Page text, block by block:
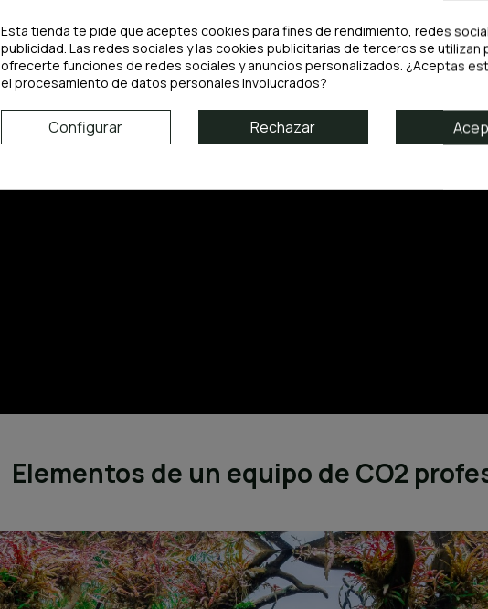
Elementos de un equipo de CO2
Esta tienda te pide que aceptes cookies para fines de rendimiento, redes
publicidad. Las redes sociales y las cookies publicitarias de terceros se utilizan
ofrecerte funciones de redes sociales y anuncios personalizados. ¿Aceptas
el procesamiento de datos personales involucrados?
Configurar Rechazar